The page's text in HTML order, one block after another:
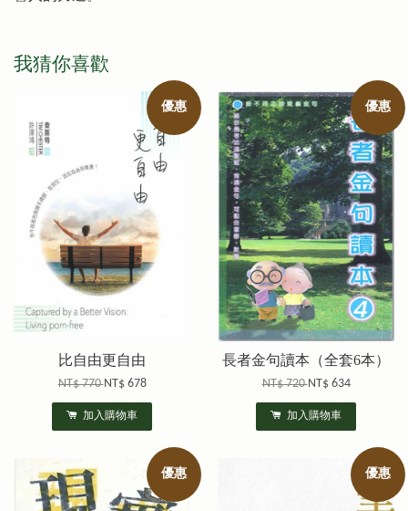
我猜你喜歡
優惠
比自由更自由
NT$ 770NT$ 678
加入購物車
優惠
長者金句讀本（全套6本）
NT$ 720NT$ 634
加入購物車
優惠 優惠